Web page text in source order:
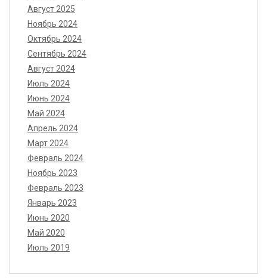
Август 2025
Ноябрь 2024
Октябрь 2024
Сентябрь 2024
Август 2024
Июль 2024
Июнь 2024
Май 2024
Апрель 2024
Март 2024
Февраль 2024
Ноябрь 2023
Февраль 2023
Январь 2023
Июнь 2020
Май 2020
Июль 2019